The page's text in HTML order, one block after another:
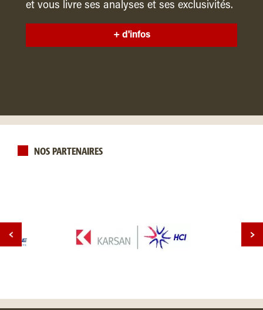
et vous livre ses analyses et ses exclusivités.
+ d'infos
NOS PARTENAIRES